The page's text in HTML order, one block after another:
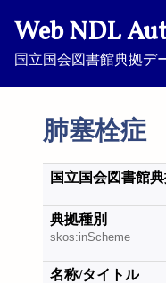
Web NDL
国立国会図書館典拠デ
肺塞栓症
国立国会図書館
典拠種別
skos:inScheme
名称/タイトル